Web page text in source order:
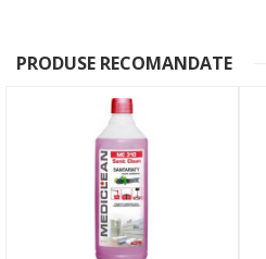
PRODUSE RECOMANDATE